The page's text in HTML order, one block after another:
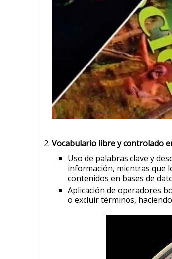
Vocabulario libre y controlado
Uso de palabras clave y
información, mientras que
contenidos en bases de
Aplicación de operadores
o excluir términos,